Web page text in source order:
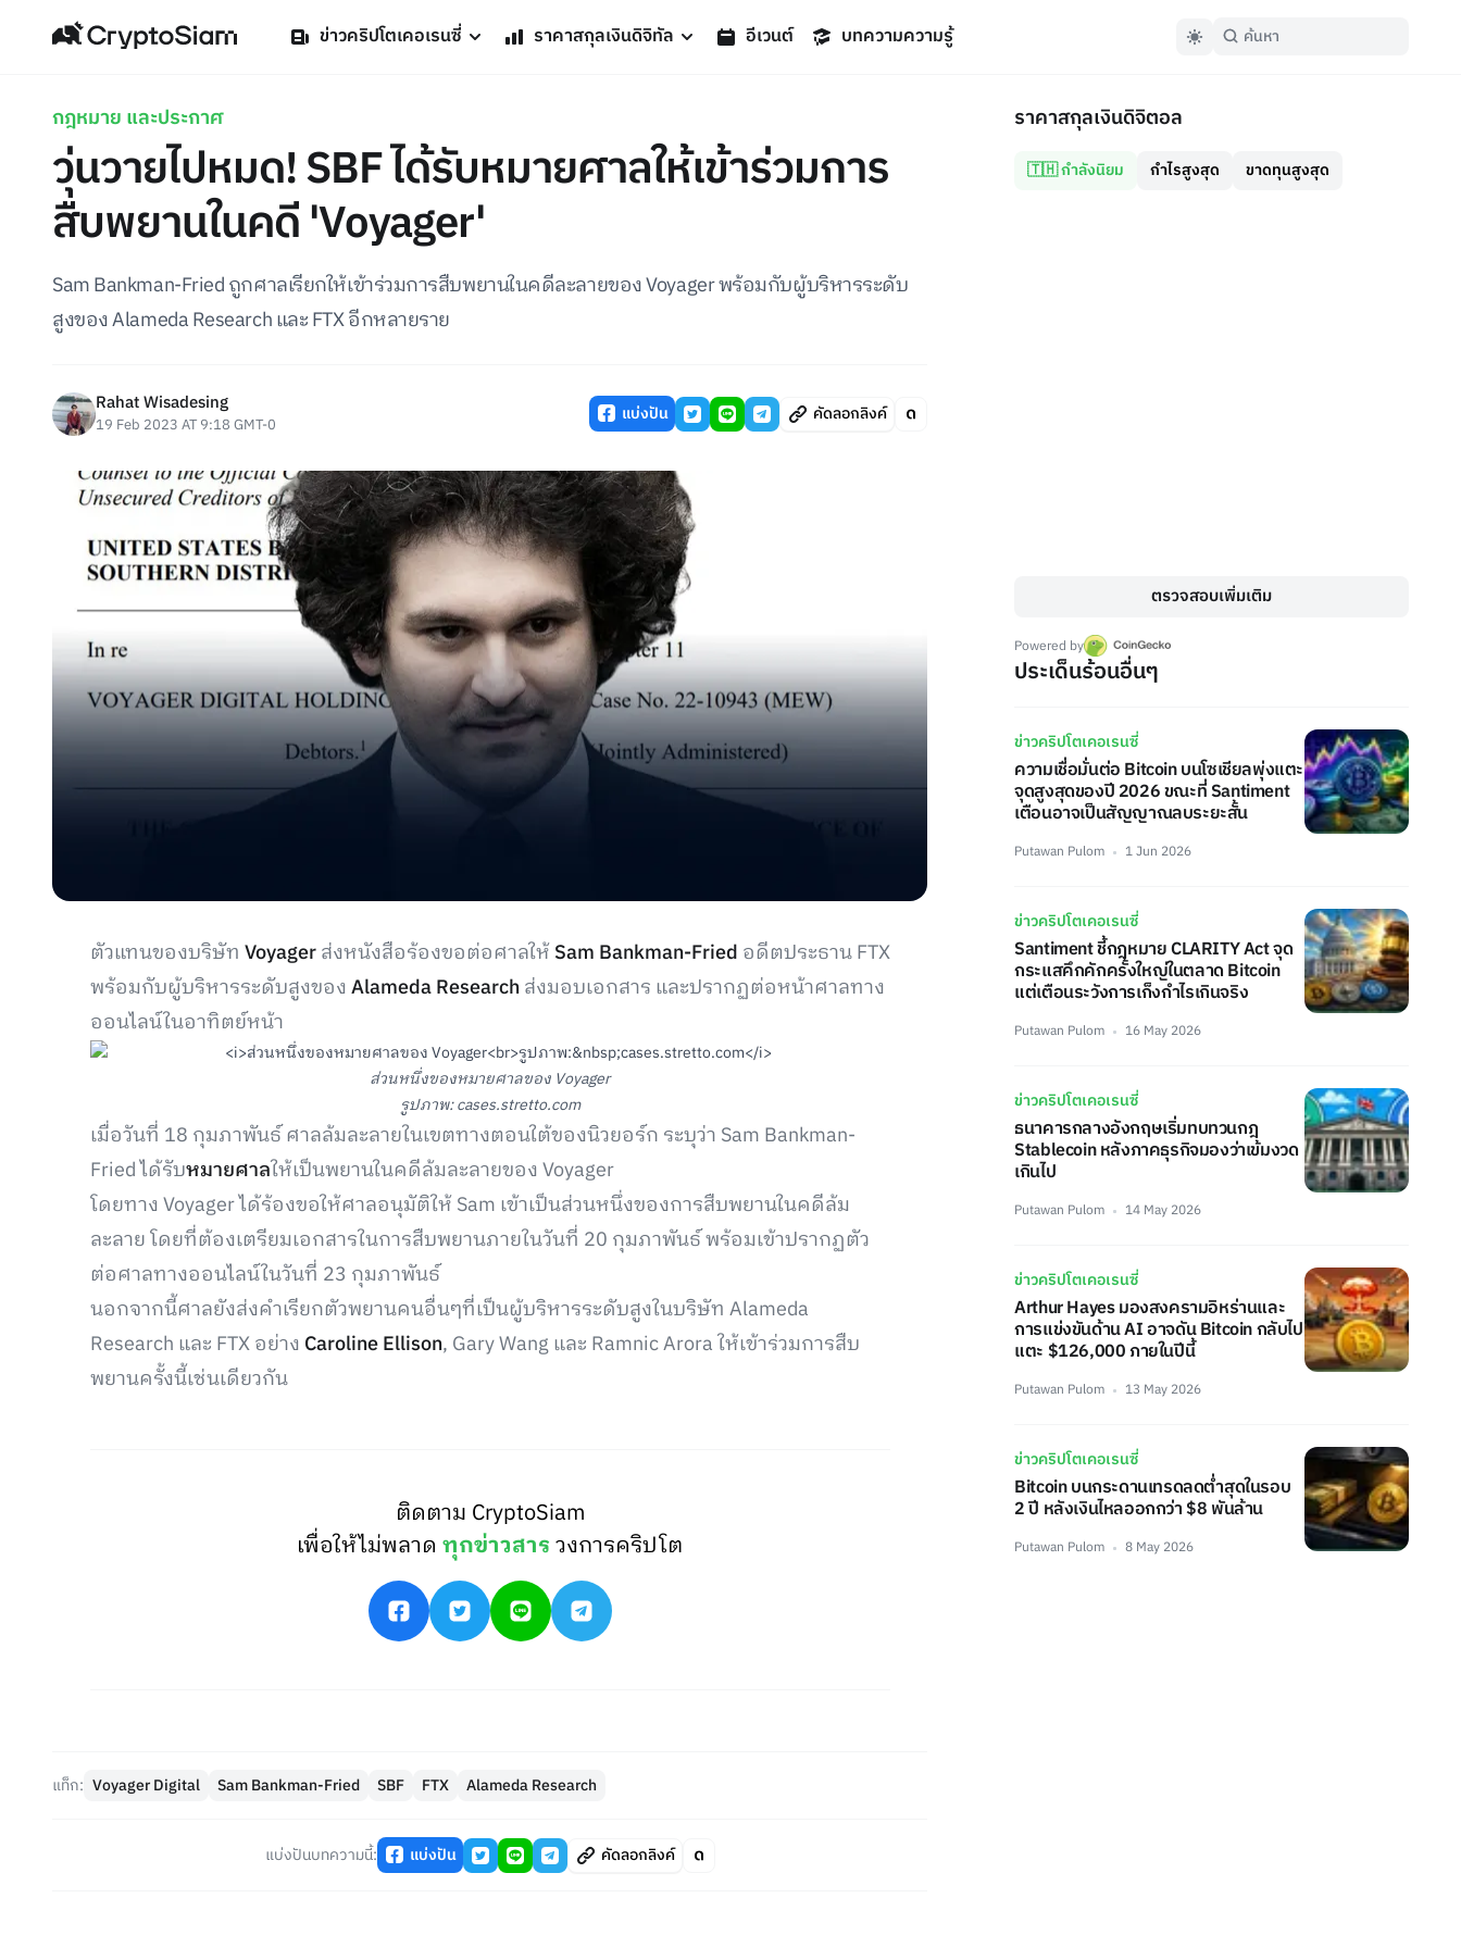
ข่าวคริปโตเคอเรนซี่ ราคาสกุลเงินดิจิทัล อีเวนต์ บทความความรู้
กฎหมาย และประกาศ
วุ่นวายไปหมด! SBF ได้รับหมายศาลให้เข้าร่วมการ
สืบพยานในคดี 'Voyager'
Sam Bankman-Fried ถูกศาลเรียกให้เข้าร่วมการสืบพยานในคดีละลายของ Voyager พร้อมกับผู้บริหารระดับ
สูงของ Alameda Research และ FTX อีกหลายราย
Rahat Wisadesing
19 Feb 2023 AT 9:18 GMT-0 แบ่งปัน คัดลอกลิงค์
ตัวแทนของบริษัท Voyagerส่งหนังสือร้องขอต่อศาลให้Sam Bankman-Fried อดีตประธาน FTX
พร้อมกับผู้บริหารระดับสูงของAlameda Researchส่งมอบเอกสาร และปรากฏต่อหน้าศาลทาง
ออนไลน์ในอาทิตย์หน้า
ส่วนหนึ่งของหมายศาลของ Voyager
รูปภาพ: cases.stretto.com
เมื่อวันที่ 18 กุมภาพันธ์ ศาลล้มละลายในเขตทางตอนใต้ของนิวยอร์ก ระบุว่า Sam Bankman-
Fried ได้รับหมายศาลให้เป็นพยานในคดีล้มละลายของ Voyager
โดยทาง Voyager ได้ร้องขอให้ศาลอนุมัติให้ Sam เข้าเป็นส่วนหนึ่งของการสืบพยานในคดีล้ม
ละลาย โดยที่ต้องเตรียมเอกสารในการสืบพยานภายในวันที่ 20 กุมภาพันธ์ พร้อมเข้าปรากฏตัว
ต่อศาลทางออนไลน์ในวันที่ 23 กุมภาพันธ์
นอกจากนี้ศาลยังส่งคำเรียกตัวพยานคนอื่นๆที่เป็นผู้บริหารระดับสูงในบริษัท Alameda
Research และ FTX อย่าง Caroline Ellison, Gary Wang และ Ramnic Arora ให้เข้าร่วมการสืบ
พยานครั้งนี้เช่นเดียวกัน
ติดตาม CryptoSiam
เพื่อให้ไม่พลาดทุกข่าวสารวงการคริปโต
แท็ก: Voyager Digital Sam Bankman-Fried SBF FTX Alameda Research
แบ่งปันบทความนี้: แบ่งปัน คัดลอกลิงค์
ราคาสกุลเงินดิจิตอล
🇹🇭 กำลังนิยม กำไรสูงสุด ขาดทุนสูงสุด
ตรวจสอบเพิ่มเติม
Powered by
ประเด็นร้อนอื่นๆ
ข่าวคริปโตเคอเรนซี่
ความเชื่อมั่นต่อ Bitcoin บนโซเชียลพุ่งแตะ
จุดสูงสุดของปี 2026 ขณะที่ Santiment
เตือนอาจเป็นสัญญาณลบระยะสั้น
Putawan Pulom 1 Jun 2026
ข่าวคริปโตเคอเรนซี่
Santiment ชี้กฎหมาย CLARITY Act จุด
กระแสคึกคักครั้งใหญ่ในตลาด Bitcoin
แต่เตือนระวังการเก็งกำไรเกินจริง
Putawan Pulom 16 May 2026
ข่าวคริปโตเคอเรนซี่
ธนาคารกลางอังกฤษเริ่มทบทวนกฎ
Stablecoin หลังภาคธุรกิจมองว่าเข้มงวด
เกินไป
Putawan Pulom 14 May 2026
ข่าวคริปโตเคอเรนซี่
Arthur Hayes มองสงครามอิหร่านและ
การแข่งขันด้าน AI อาจดัน Bitcoin กลับไป
แตะ $126,000 ภายในปีนี้
Putawan Pulom 13 May 2026
ข่าวคริปโตเคอเรนซี่
Bitcoin บนกระดานเทรดลดต่ำสุดในรอบ
2 ปี หลังเงินไหลออกกว่า $8 พันล้าน
Putawan Pulom 8 May 2026